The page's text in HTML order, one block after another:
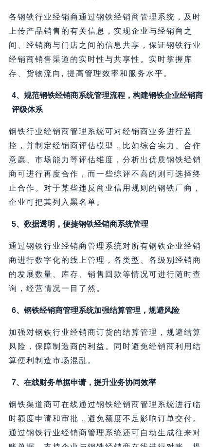
各钢铁行业经销商通过钢铁经销商管理系统，及时
上传产品销售的有关信息，实现企业与经销商之
间、经销商与门店之间的信息共享，保证钢铁行业
经销商销售渠道的实时性与共享性。实时掌握库
存、货物流向, 提高管理效率和服务水平。
4、规范钢铁经销商系统管理流程，构建钢铁企业经销商
评级体系
钢铁行业经销商管理系统可对经销商业务进行监
控，并制定经销商评估模型，比如综合实力、合作
意愿、市场能力等评估维度，分析出优质钢铁经销
商可进行再度合作，而一些综评不高的则可选择终
止合作。对于某些违反商业信用规则的钢铁厂商，
企业可把其列入黑名单。
5、数据透明，便捷钢铁经销商系统管理
通过钢铁行业经销商管理系统对所有钢铁企业经销
商进行数字化的线上管理，各类型、各级别经销商
的发展数量、库存、销售回款等情况可进行随时查
询，经营情况一目了然。
6、钢铁经销商管理系统加强结算管理，规避风险
加强对钢铁行业经销商订货的结算管理，规避结算
风险，保障制造商的利益。同时避免经销商利用结
算便利制造市场混乱。
7、在线财务单据申请，提升业务协同效率
钢铁渠道商可在线通过钢铁经销商管理系统进行临
时额度申请和审批，避免额度不足影响订单交付。
通过钢铁行业经销商管理系统还可自动生成往来对